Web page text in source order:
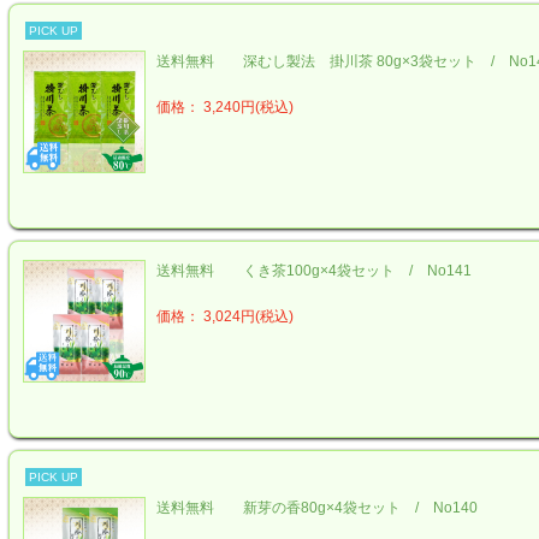
PICK UP
送料無料 深むし製法 掛川茶 80g×3袋セット /
価格： 3,240円(税込)
送料無料 くき茶100g×4袋セット / No141
価格： 3,024円(税込)
PICK UP
送料無料 新芽の香80g×4袋セット / No140